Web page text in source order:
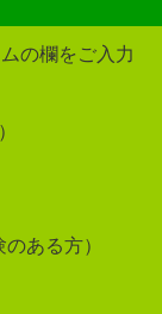
の欄をご入力
ある方）